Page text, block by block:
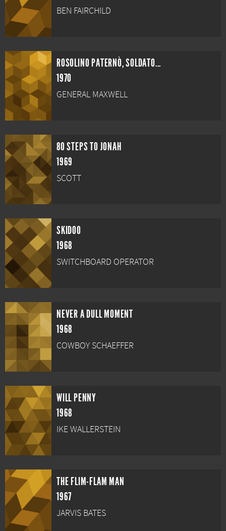
BEN FAIRCHILD
ROSOLINO PATERNÒ, SOLDATO...
1970
GENERAL MAXWELL
80 STEPS TO JONAH
1969
SCOTT
SKIDOO
1968
SWITCHBOARD OPERATOR
NEVER A DULL MOMENT
1968
COWBOY SCHAEFFER
WILL PENNY
1968
IKE WALLERSTEIN
THE FLIM-FLAM MAN
1967
JARVIS BATES